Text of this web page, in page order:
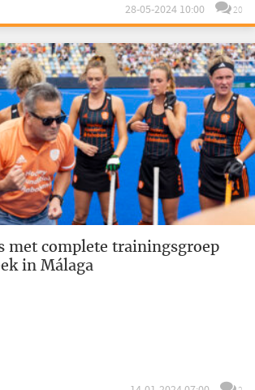
28-05-2024 10:00 20
met complete trainingsgroep
in Málaga